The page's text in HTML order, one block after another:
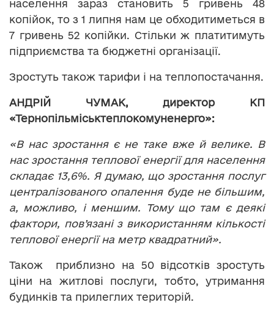
населення зараз становить 5 гривень 48
копійок, то з 1 липня нам це обходитиметься в
7 гривень 52 копійки. Стільки ж платитимуть
підприємства та бюджетні організації.
Зростуть також тарифи і на теплопостачання.
АНДРІЙ ЧУМАК, директор КП
«Тернопільміськтеплокомуненерго»:
«В нас зростання є не таке вже й велике. В
нас зростання теплової енергії для населення
складає 13,6%. Я думаю, що зростання послуг
централізованого опалення буде не більшим,
а, можливо, і меншим. Тому що там є деякі
фактори, пов’язані з використанням кількості
теплової енергії на метр квадратний».
Також приблизно на 50 відсотків зростуть
ціни на житлові послуги, тобто, утримання
будинків та прилеглих територій.